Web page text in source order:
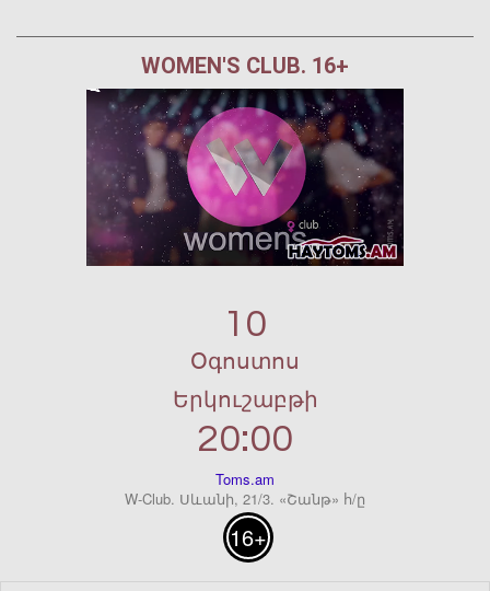
WOMEN'S CLUB. 16+
10
Օգոստոս
Երկուշաբթի
20:00
Toms.am
W-Club. Սևանի, 21/3. «Շանթ» հ/ը
16+